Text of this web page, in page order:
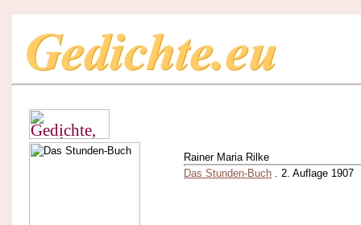
Rainer Maria Rilke
Das Stunden-Buch . 2. Auflage 1907